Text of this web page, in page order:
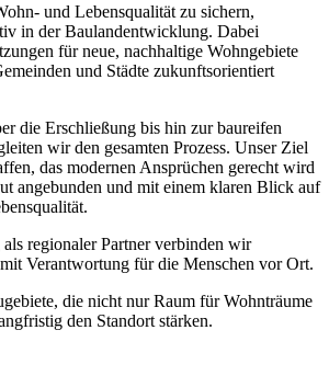
und Lebensqualität zu sichern,
in der Baulandentwicklung. Dabei
für neue, nachhaltige Wohngebiete
und Städte zukunftsorientiert
die Erschließung bis hin zur baureifen
wir den gesamten Prozess. Unser Ziel
das modernen Ansprüchen gerecht wird
angebunden und mit einem klaren Blick auf
regionaler Partner verbinden wir
Verantwortung für die Menschen vor Ort.
die nicht nur Raum für Wohnträume
den Standort stärken.